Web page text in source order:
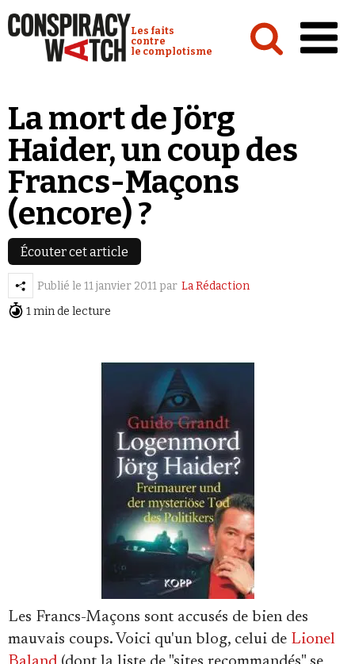
Conspiracy Watch :
Les faits
contre
le complotisme
Analyses
Conspipédia
Vidéos
Émissions
Revues de presse
Faire un don
Demander à Vera
La mort de Jörg
Haider, un coup des
Francs-Maçons
(encore) ?
Écouter cet article
Publié le 11 janvier 2011 par La Rédaction
1 min de lecture
Les Francs-Maçons sont accusés de bien des
mauvais coups. Voici qu'un blog, celui de Lionel